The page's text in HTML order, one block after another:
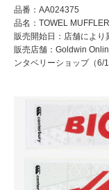
品番：AA024375
品名：TOWEL MUFFLER
販売開始日：店舗により
販売店舗：Goldwin
ンタベリーショップ（6/